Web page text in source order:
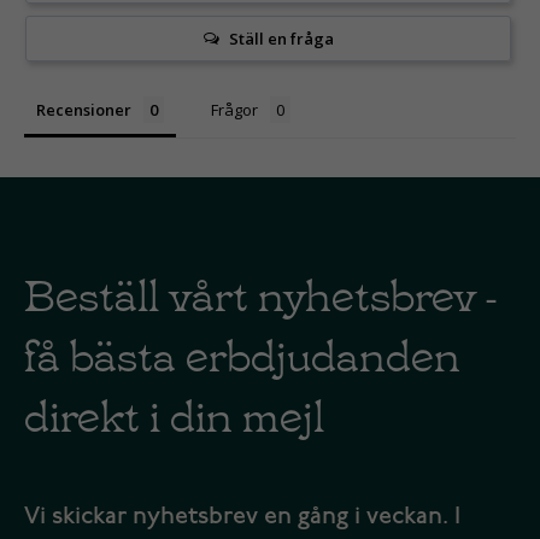
Ställ en fråga
Recensioner Frågor
Beställ vårt nyhetsbrev -
få bästa erbdjudanden
direkt i din mejl
Vi skickar nyhetsbrev en gång i veckan. I